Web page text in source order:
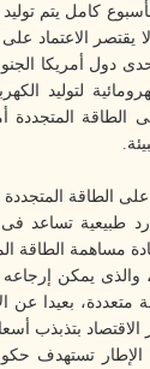
كامل يتم
يقتصر الاعتماد
دول أمريكا
الطاقة
على الطاقة
طبيعية تساعد
مساهمة الطاقة
والذى يمكن
متعددة، بعيدا
الاقتصاد بتذبذب
الإطار تستهدف